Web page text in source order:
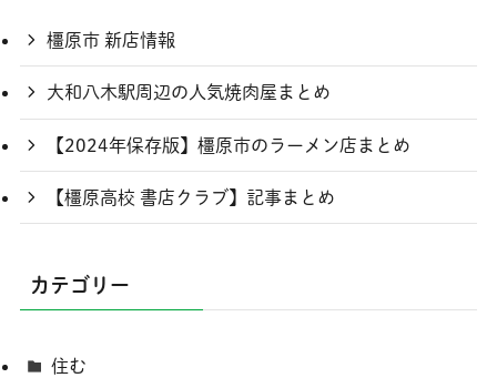
橿原市 新店情報
大和八木駅周辺の人気焼肉屋まとめ
【2024年保存版】橿原市のラーメン店まとめ
【橿原高校 書店クラブ】記事まとめ
カテゴリー
住む